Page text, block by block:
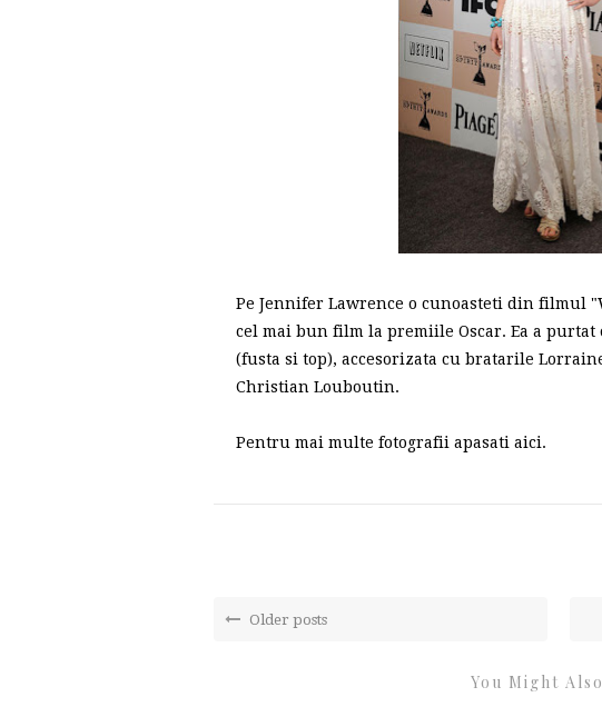
Pe Jennifer Lawrence o cunoasteti din filmul
cel mai bun film la premiile Oscar. Ea a purtat
(fusta si top), accesorizata cu bratarile
Christian Louboutin.
Pentru mai multe fotografii apasati aici.
Older posts
You Might